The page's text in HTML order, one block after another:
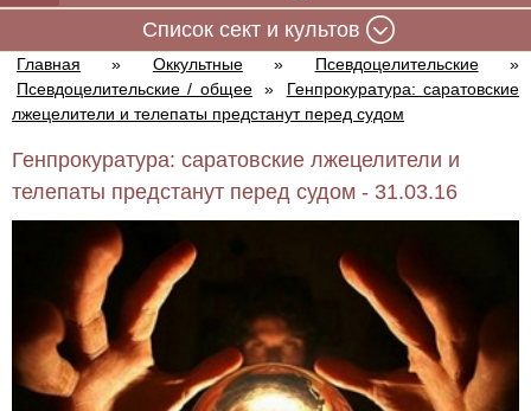
Cписок сект и культов
Главная » Оккультные » Псевдоцелительские
»
Псевдоцелительские / общее
»
Генпрокуратура: саратовские
лжецелители и телепаты предстанут перед судом
Генпрокуратура: саратовские лжецелители и
телепаты предстанут перед судом - 31.03.16